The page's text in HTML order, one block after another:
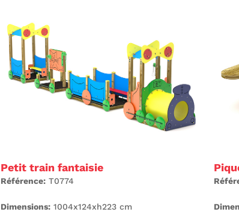
Petit train fantaisie
Référence: T0774
Dimensions: 1004x124xh223 cm